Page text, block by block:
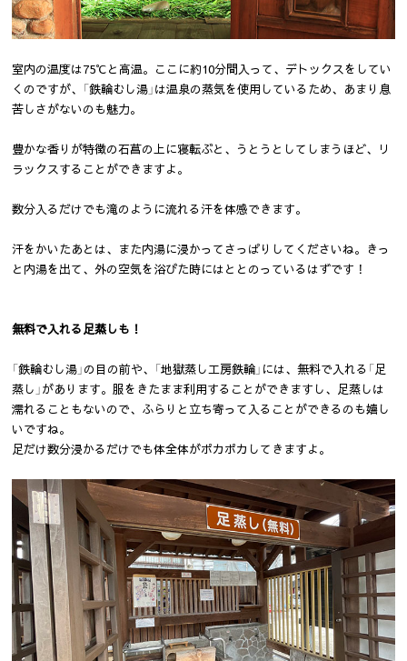
室内の温度は75℃と高温。ここに約10分間入って、デトックスをしてい
くのですが、「鉄輪むし湯」は温泉の蒸気を使用しているため、あまり息
苦しさがないのも魅力。
豊かな香りが特徴の石菖の上に寝転ぶと、うとうとしてしまうほど、リ
ラックスすることができますよ。
数分入るだけでも滝のように流れる汗を体感できます。
汗をかいたあとは、また内湯に浸かってさっぱりしてくださいね。きっ
と内湯を出て、外の空気を浴びた時にはととのっているはずです！
無料で入れる足蒸しも！
「鉄輪むし湯」の目の前や、「地獄蒸し工房鉄輪」には、無料で入れる「足
蒸し」があります。服をきたまま利用することができますし、足蒸しは
濡れることもないので、ふらりと立ち寄って入ることができるのも嬉し
いですね。
足だけ数分浸かるだけでも体全体がポカポカしてきますよ。